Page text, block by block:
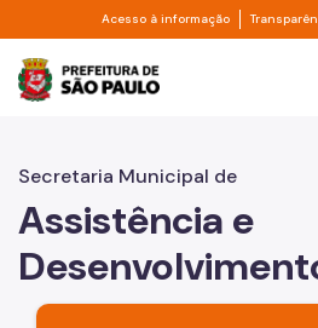
Pular para o Conteúdo principal
Acesso à informação Divisor de
Prefeitura de
Secretaria Municipal de
Assistência e